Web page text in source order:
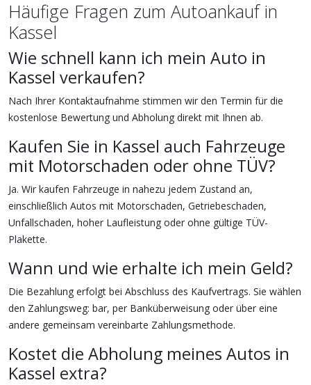
Häufige Fragen zum Autoankauf in
Kassel
Wie schnell kann ich mein Auto in
Kassel verkaufen?
Nach Ihrer Kontaktaufnahme stimmen wir den Termin für die
kostenlose Bewertung und Abholung direkt mit Ihnen ab.
Kaufen Sie in Kassel auch Fahrzeuge
mit Motorschaden oder ohne TÜV?
Ja. Wir kaufen Fahrzeuge in nahezu jedem Zustand an,
einschließlich Autos mit Motorschaden, Getriebeschaden,
Unfallschaden, hoher Laufleistung oder ohne gültige TÜV-
Plakette.
Wann und wie erhalte ich mein Geld?
Die Bezahlung erfolgt bei Abschluss des Kaufvertrags. Sie wählen
den Zahlungsweg: bar, per Banküberweisung oder über eine
andere gemeinsam vereinbarte Zahlungsmethode.
Kostet die Abholung meines Autos in
Kassel extra?